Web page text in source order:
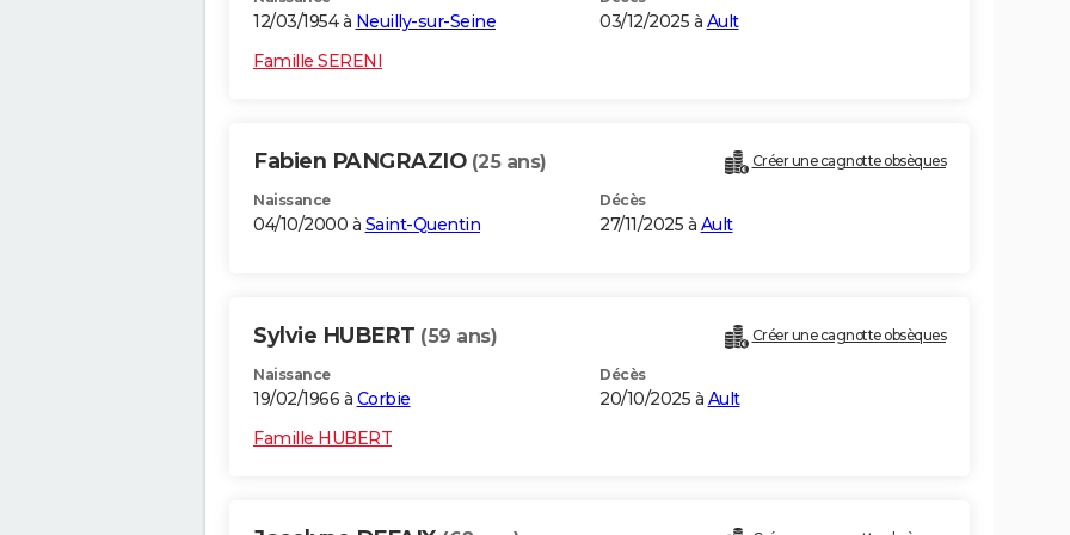
12/03/1954 à Neuilly-sur-Seine 03/12/2025 à Ault
Famille SERENI
Fabien PANGRAZIO (25 ans) Créer une cagnotte obsèques
Naissance
04/10/2000 à Saint-Quentin
Décès
27/11/2025 à Ault
Sylvie HUBERT (59 ans) Créer une cagnotte obsèques
Naissance
19/02/1966 à Corbie
Décès
20/10/2025 à Ault
Famille HUBERT